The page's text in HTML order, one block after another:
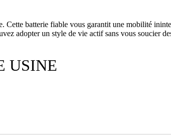
batterie fiable vous garantit une mobilité
adopter un style de vie actif sans vous soucier
USINE